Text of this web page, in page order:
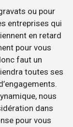
ou pour
entreprises qui
en retard
pour vous
faut un
toutes ses
nous
dans
pour vous